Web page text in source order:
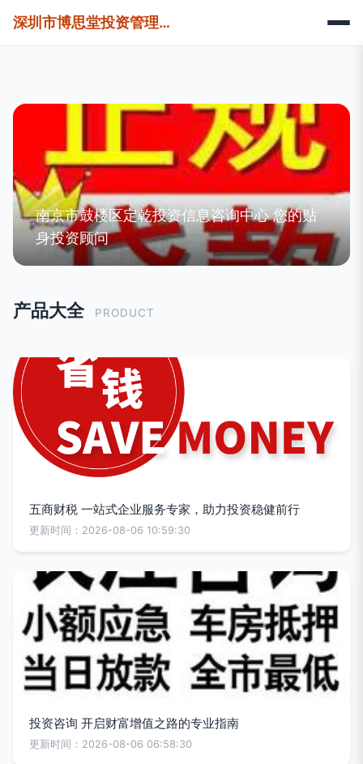
深圳市博思堂投资管理有限公司
南京市鼓楼区定乾投资信息咨询中心 您的贴
身投资顾问
产品大全 PRODUCT
五商财税 一站式企业服务专家，助力投资稳健前行
更新时间：2026-08-06 10:59:30
投资咨询 开启财富增值之路的专业指南
更新时间：2026-08-06 06:58:30